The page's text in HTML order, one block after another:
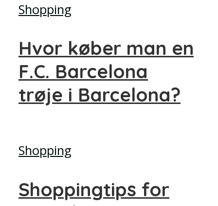
Shopping
Hvor køber man en
F.C. Barcelona
trøje i Barcelona?
Shopping
Shoppingtips for